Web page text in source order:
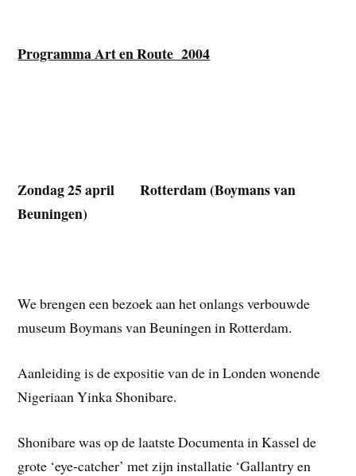
Programma Art en Route 2004
Zondag 25 april Rotterdam (Boymans van
Beuningen)
We brengen een bezoek aan het onlangs verbouwde
museum Boymans van Beuningen in Rotterdam.
Aanleiding is de expositie van de in Londen wonende
Nigeriaan Yinka Shonibare.
Shonibare was op de laatste Documenta in Kassel de
grote ‘eye-catcher’ met zijn installatie ‘Gallantry en